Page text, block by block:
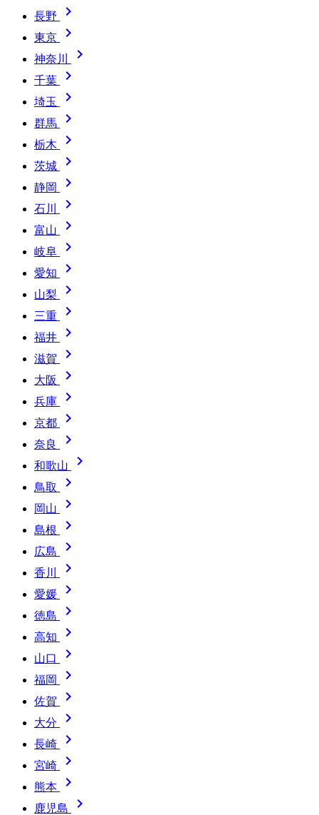
長野

東京 
神奈川 
千葉 
埼玉 
群馬 
栃木 
茨城 
静岡 
石川 
富山 
岐阜 
愛知 
山梨 
三重 
福井 
滋賀 
大阪 
兵庫 
京都 
奈良 
和歌山 
鳥取 
岡山 
島根 
広島 
香川 
愛媛 
徳島 
高知 
山口 
福岡 
佐賀 
大分 
長崎 
宮崎 
熊本 
鹿児島 